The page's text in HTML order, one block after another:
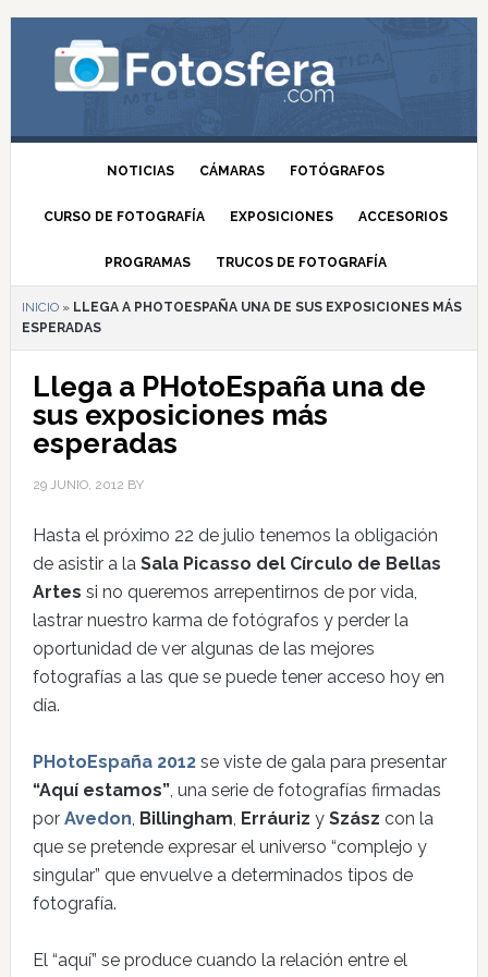
NOTICIAS CÁMARAS FOTÓGRAFOS
CURSO DE FOTOGRAFÍA EXPOSICIONES ACCESORIOS
PROGRAMAS TRUCOS DE FOTOGRAFÍA
INICIO» LLEGA A PHOTOESPAÑA UNA DE SUS EXPOSICIONES MÁS
ESPERADAS
Llega a PHotoEspaña una de
sus exposiciones más
esperadas
29 JUNIO, 2012 BY
Hasta el próximo 22 de julio tenemos la obligación
de asistir a la Sala Picasso del Círculo de Bellas
Artes si no queremos arrepentirnos de por vida,
lastrar nuestro karma de fotógrafos y perder la
oportunidad de ver algunas de las mejores
fotografías a las que se puede tener acceso hoy en
día.
PHotoEspaña 2012se viste de gala para presentar
“Aquí estamos”, una serie de fotografías firmadas
por Avedon, Billingham, Erráuriz y Szász con la
que se pretende expresar el universo “complejo y
singular” que envuelve a determinados tipos de
fotografía.
El “aquí” se produce cuando la relación entre el